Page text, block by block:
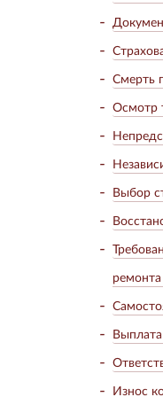
Смерть
Осмотр
Выбор
Износ